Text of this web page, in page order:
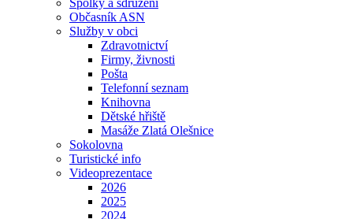
Spolky a sdružení
Občasník ASN
Služby v obci
Zdravotnictví
Firmy, živnosti
Pošta
Telefonní seznam
Knihovna
Dětské hřiště
Masáže Zlatá Olešnice
Sokolovna
Turistické info
Videoprezentace
2026
2025
2024